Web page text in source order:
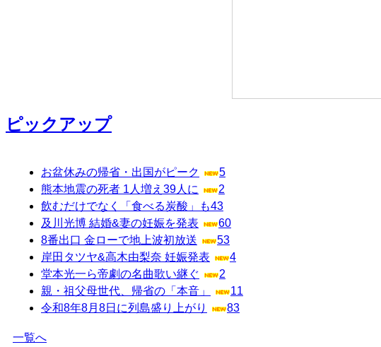
ピックアップ
お盆休みの帰省・出国がピーク
5
熊本地震の死者 1人増え39人に
2
飲むだけでなく「食べる炭酸」も43
及川光博 結婚&妻の妊娠を発表
60
8番出口 金ローで地上波初放送
53
岸田タツヤ&高木由梨奈 妊娠発表
4
堂本光一ら帝劇の名曲歌い継ぐ
2
親・祖父母世代、帰省の「本音」
11
令和8年8月8日に列島盛り上がり
83
一覧へ